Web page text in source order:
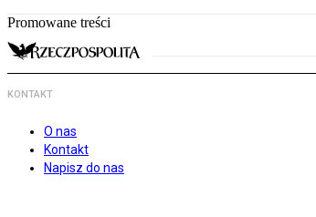
Promowane treści
KONTAKT
O nas
Kontakt
Napisz do nas